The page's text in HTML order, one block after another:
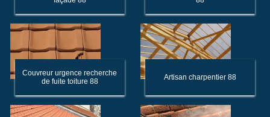
Couvreur urgence recherche
de fuite toiture 88
Artisan charpentier 88